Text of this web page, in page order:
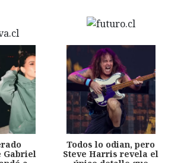
Gabriel
Todos lo odian, pero
Steve Harris revela el